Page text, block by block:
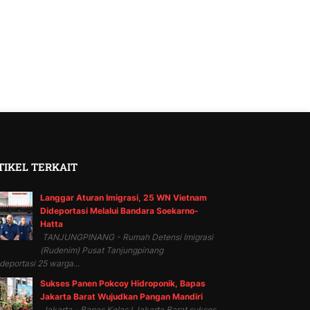
TERKAIT
Langgar Aturan Imigrasi, 25 WN Vietnam
Dideportasi Melalui Bandara Soekarno-
Hatta
TANJUNGPINANG - Rumah Detensi Imigrasi
(Rudenim) Pusat Tanjungpinang
25 warga...
Sukses Panen Pokcoy Hidroponik, Bapas
Jakarta Barat Wujudkan Pangan Mandiri